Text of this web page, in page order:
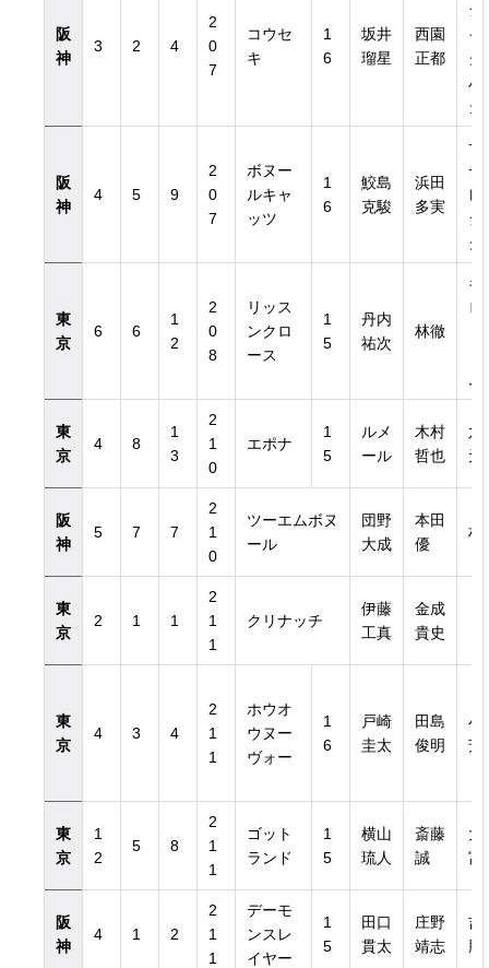
阪
神
3 2 4
2
0
7
コウセ
キ
1
6
坂井
瑠星
西園
正都
シ
イ
ク
ハ
ダ
阪
神
4 5 9
2
0
7
ボヌー
ルキャ
ッツ
1
6
鮫島
克駿
浜田
多実
サ
デ
レ
シ
グ
東
京
6 6
1
2
2
0
8
リッス
ンクロ
ース
1
5
丹内
祐次
林徹
キ
ロ
ム
東
京
4 8
1
3
2
1
0
エポナ
1
5
ルメ
ール
木村
哲也
六
元
阪
神
5 7 7
2
1
0
ツーエムボヌ
ール
団野
大成
本田
優
村
東
京
2 1 1
2
1
1
クリナッチ
伊藤
工真
金成
貴史
東
京
4 3 4
2
1
1
ホウオ
ウヌー
ヴォー
1
6
戸崎
圭太
田島
俊明
小
芳
東
京
1
2
5 8
2
1
1
ゴット
ランド
1
5
横山
琉人
斎藤
誠
大
富
阪
神
4 1 2
2
1
1
デーモ
ンスレ
イヤー
1
5
田口
貫太
庄野
靖志
吉
勝